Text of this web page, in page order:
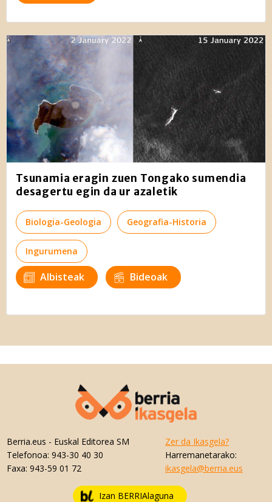
Tsunamia eragin zuen Tongako sumendia
desagertu egin da ur azaletik
Biologia-Geologia Geografia-Historia
Ingurumena
Albisteak Bideoak
Berria.eus - Euskal Editorea SM
Telefonoa: 943-30 40 30
Faxa: 943-59 01 72
Zer da Ikasgela?
Harremanetarako:
ikasgela@berria.eus
Izan BERRIAlaguna